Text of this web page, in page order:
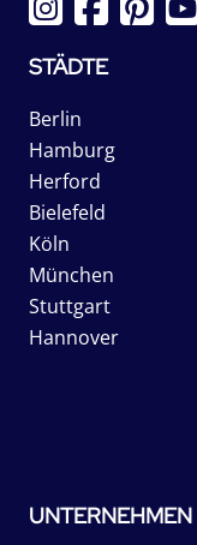
STÄDTE
Berlin
Hamburg
Herford
Bielefeld
Köln
München
Stuttgart
Hannover
UNTERNEHMEN